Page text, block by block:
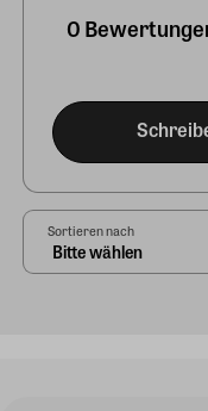
0
Sortieren nach